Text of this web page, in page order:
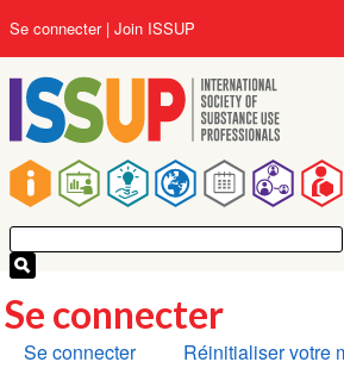
au
contenu
principal
Main
navigation
User
account
menu
Se connecter Join ISSUP
Se connecter
Onglets
Se connecter Réinitialiser votre